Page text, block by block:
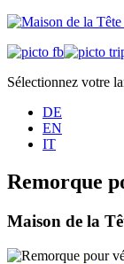
Sélectionnez votre
DE
EN
IT
Remorque
Maison de la